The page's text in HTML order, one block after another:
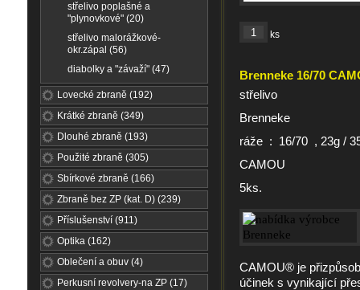
střelivo poplašné a
"plynovkové" (20)
střelivo malorážkové-
okr.zápal (56)
diabolky a "závaží" (47)
Lovecké zbraně (192)
Krátké zbraně (349)
Dlouhé zbraně (193)
Použité zbraně (305)
Sbírkové zbraně (166)
Zbraně bez ZP (kat. D) (239)
Příslušenství (911)
Optika (162)
Oblečení a obuv (4)
Perkusní revolvery-na ZP (17)
ks
Brenneke 16/70
střelivo
Brenneke
ráže : 16/70 , 23g /
CAMOU
5ks.
CAMOU® je
účinek s vynikající